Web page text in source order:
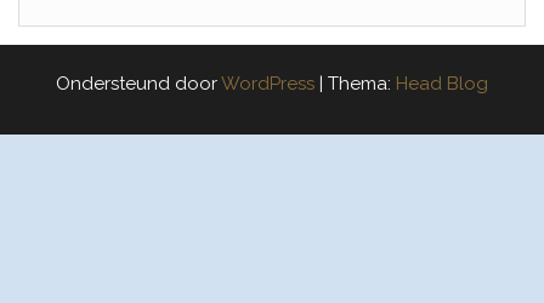
Ondersteund doorWordPress | Thema: Head Blog